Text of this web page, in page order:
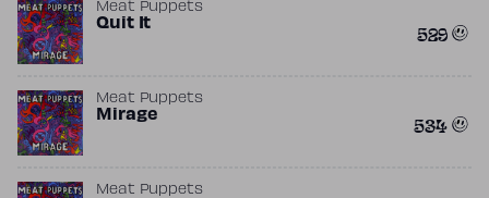
Meat Puppets
Quit It 529
Meat Puppets
Mirage 534
Meat Puppets